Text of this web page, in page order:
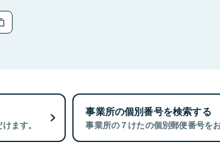
ます。
事業所の個別番号を検索する
事業所の７けたの個別郵便番号を